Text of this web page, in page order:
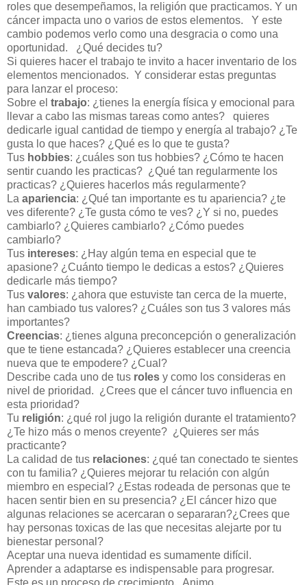
roles que desempeñamos, la religión que practicamos. Y un
cáncer impacta uno o varios de estos elementos. Y este
cambio podemos verlo como una desgracia o como una
oportunidad. ¿Qué decides tu?
Si quieres hacer el trabajo te invito a hacer inventario de los
elementos mencionados. Y considerar estas preguntas
para lanzar el proceso:
Sobre el trabajo: ¿tienes la energía física y emocional para
llevar a cabo las mismas tareas como antes? quieres
dedicarle igual cantidad de tiempo y energía al trabajo? ¿Te
gusta lo que haces? ¿Qué es lo que te gusta?
Tus hobbies: ¿cuáles son tus hobbies? ¿Cómo te hacen
sentir cuando les practicas? ¿Qué tan regularmente los
practicas? ¿Quieres hacerlos más regularmente?
La apariencia: ¿Qué tan importante es tu apariencia? ¿te
ves diferente? ¿Te gusta cómo te ves? ¿Y si no, puedes
cambiarlo? ¿Quieres cambiarlo? ¿Cómo puedes
cambiarlo?
Tus intereses: ¿Hay algún tema en especial que te
apasione? ¿Cuánto tiempo le dedicas a estos? ¿Quieres
dedicarle más tiempo?
Tus valores: ¿ahora que estuviste tan cerca de la muerte,
han cambiado tus valores? ¿Cuáles son tus 3 valores más
importantes?
Creencias: ¿tienes alguna preconcepción o generalización
que te tiene estancada? ¿Quieres establecer una creencia
nueva que te empodere? ¿Cual?
Describe cada uno de tus roles y como los consideras en
nivel de prioridad. ¿Crees que el cáncer tuvo influencia en
esta prioridad?
Tu religión: ¿qué rol jugo la religión durante el tratamiento?
¿Te hizo más o menos creyente? ¿Quieres ser más
practicante?
La calidad de tus relaciones: ¿qué tan conectado te sientes
con tu familia? ¿Quieres mejorar tu relación con algún
miembro en especial? ¿Estas rodeada de personas que te
hacen sentir bien en su presencia? ¿El cáncer hizo que
algunas relaciones se acercaran o separaran?¿Crees que
hay personas toxicas de las que necesitas alejarte por tu
bienestar personal?
Aceptar una nueva identidad es sumamente difícil.
Aprender a adaptarse es indispensable para progresar.